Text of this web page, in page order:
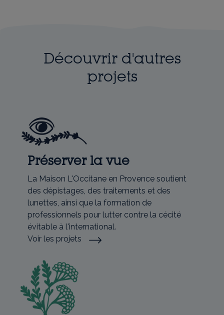
Découvrir d'autres
projets
Préserver la vue
La Maison L'Occitane en Provence soutient
des dépistages, des traitements et des
lunettes, ainsi que la formation de
professionnels pour lutter contre la cécité
évitable à l'international.
Voir les projets